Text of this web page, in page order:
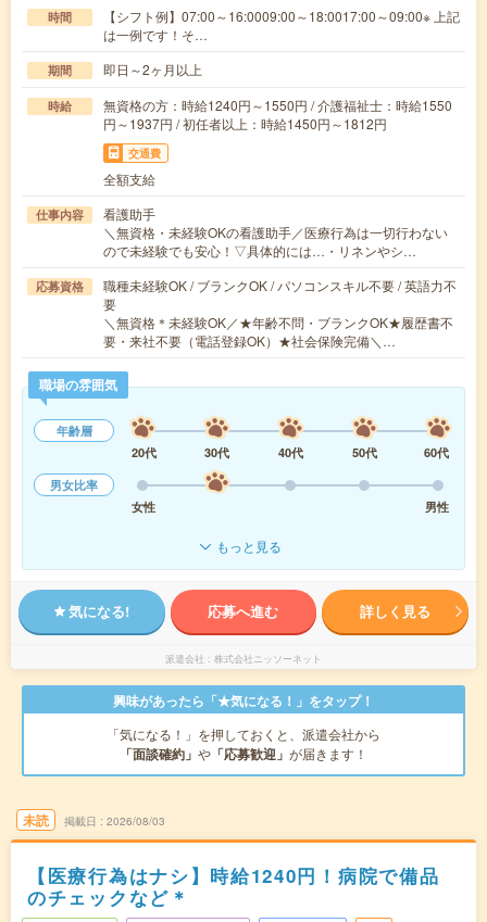
時間
【シフト例】07:00～16:0009:00～18:0017:00～09:00※ 上記
は一例です！そ…
期間 即日～2ヶ月以上
時給
無資格の方：時給1240円～1550円 / 介護福祉士：時給1550
円～1937円 / 初任者以上：時給1450円～1812円
交通費
全額支給
仕事内容
看護助手
＼無資格・未経験OKの看護助手／医療行為は一切行わない
ので未経験でも安心！▽具体的には…・リネンやシ…
応募資格
職種未経験OK / ブランクOK / パソコンスキル不要 / 英語力不
要
＼無資格＊未経験OK／★年齢不問・ブランクOK★履歴書不
要・来社不要（電話登録OK）★社会保険完備＼…
職場の雰囲気
年齢層
20代
30代 40代 50代
60代
男女比率
女性
男性
もっと見る
気になる! 応募へ進む 詳しく見る
派遣会社 株式会社ニッソーネット
興味があったら「★気になる！」をタップ！
「気になる！」を押しておくと、派遣会社から
「面談確約」 や 「応募歓迎」 が届きます！
未読 掲載日 2026/08/03
【医療行為はナシ】時給1240円！病院で備品
のチェックなど＊